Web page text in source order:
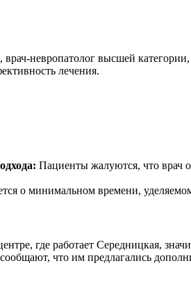
невропатолог высшей
лечения.
Пациенты жалуются, что врач
о минимальном времени,
где работает Середницкая,
что им предлагались